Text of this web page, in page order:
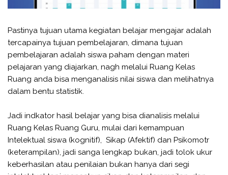
Pastinya tujuan utama kegiatan belajar mengajar adalah
tercapainya tujuan pembelajaran, dimana tujuan
pembelajaran adalah siswa paham dengan materi
pelajaran yang diajarkan, nagh melalui Ruang Kelas
Ruang anda bisa menganalisis nilai siswa dan melihatnya
dalam bentu statistik.
Jadi indkator hasil belajar yang bisa dianalisis melalui
Ruang Kelas Ruang Guru, mulai dari kemampuan
Intelektual siswa (kognitif), Sikap (Afektif) dan Psikomotr
(keterampilan), jadi sanga lengkap bukan, jadi tolok ukur
keberhasilan atau penilaian bukan hanya dari segi